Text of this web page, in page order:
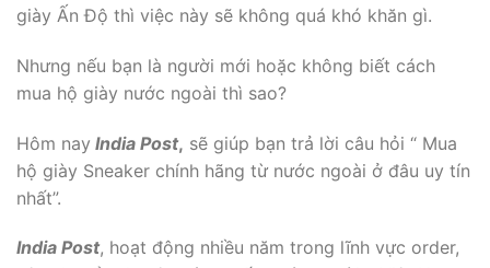
giày Ấn Độ thì việc này sẽ không quá khó khăn gì.
Nhưng nếu bạn là người mới hoặc không biết cách
mua hộ giày nước ngoài thì sao?
Hôm nay India Post, sẽ giúp bạn trả lời câu hỏi “ Mua
hộ giày Sneaker chính hãng từ nước ngoài ở đâu uy tín
nhất”.
India Post, hoạt động nhiều năm trong lĩnh vực order,